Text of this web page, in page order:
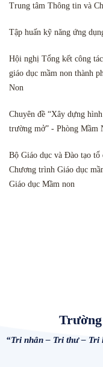
Trung tâm Thông tin và
Tập huấn kỹ năng ứng
Hội nghị Tổng kết công
giáo dục mầm non thành
Non
Chuyên đề “Xây dựng
trường mở” - Phòng Mầm
Bộ Giáo dục và Đào tạo
Chương trình Giáo dục
Giáo dục Mầm non
“Tri nhân – Tri thư – Tri